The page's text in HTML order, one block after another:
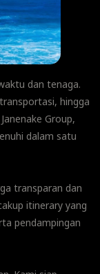
dan tenaga.
hingga
Group,
dalam satu
transparan dan
itinerary yang
pendampingan